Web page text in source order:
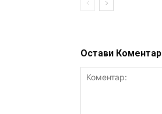
Остави Коментар